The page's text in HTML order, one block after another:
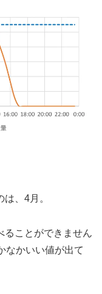
、4月。
ることができません
なかいい値が出て